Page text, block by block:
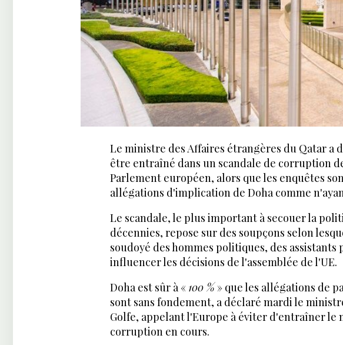
Le ministre des Affaires étrangères du Qatar a
être entraîné dans un scandale de corruption
Parlement européen, alors que les enquêtes
allégations d'implication de Doha comme
Le scandale, le plus important à secouer la
décennies, repose sur des soupçons selon
soudoyé des hommes politiques, des
influencer les décisions de l'assemblée de l'UE.
Doha est sûr à « 100 %» que les allégations de
sont sans fondement, a déclaré mardi le
Golfe, appelant l'Europe à éviter d'entraîner le
corruption en cours.